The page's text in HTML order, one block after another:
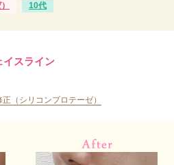
10代
イスライン
正（シリコンプロテーゼ）